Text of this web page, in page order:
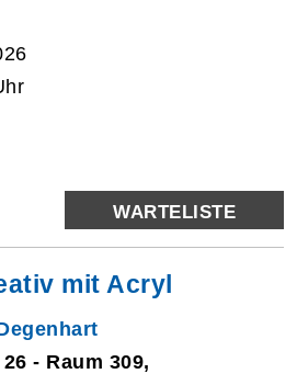
WARTELISTE
mit Acryl
- Raum 309,